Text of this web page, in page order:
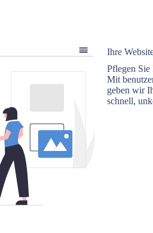
Ihre
Pflegen Sie
Mit
geben wir
schnell,